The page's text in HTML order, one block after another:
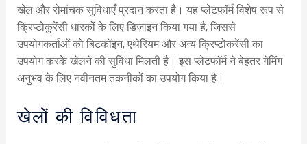
खेल और रोमांचक सुविधाएँ प्रदान करता है। यह प्लेटफॉर्म विशेष रूप से
क्रिप्टोकुरेंसी धारकों के लिए डिज़ाइन किया गया है, जिससे
उपयोगकर्ताओं को बिटकॉइन, एथेरियम और अन्य क्रिप्टोकरेंसी का
उपयोग करके खेलने की सुविधा मिलती है। इस प्लेटफॉर्म ने बेहतर गेमिंग
अनुभव के लिए नवीनतम तकनीकों का उपयोग किया है।
खेलों की विविधता